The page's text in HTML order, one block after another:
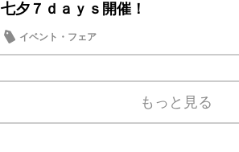
七夕７ｄａｙｓ開催！
イベント・フェア
もっと見る